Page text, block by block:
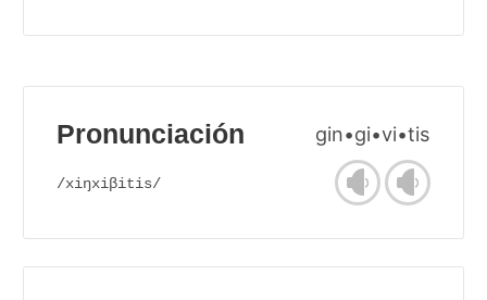
Pronunciación gin•gi•vi•tis
/xiŋxiβitis/